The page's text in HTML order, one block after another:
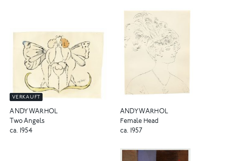
VERKAUFT
ANDY WARHOL
Two Angels
ca. 1954
ANDY WARHOL
Female Head
ca. 1957